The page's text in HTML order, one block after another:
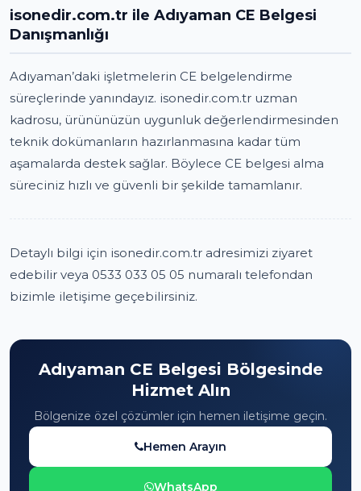
isonedir.com.tr ile Adıyaman CE Belgesi
Danışmanlığı
Adıyaman’daki işletmelerin CE belgelendirme
süreçlerinde yanındayız. isonedir.com.tr uzman
kadrosu, ürününüzün uygunluk değerlendirmesinden
teknik dokümanların hazırlanmasına kadar tüm
aşamalarda destek sağlar. Böylece CE belgesi alma
süreciniz hızlı ve güvenli bir şekilde tamamlanır.
Detaylı bilgi için isonedir.com.tr adresimizi ziyaret
edebilir veya 0533 033 05 05 numaralı telefondan
bizimle iletişime geçebilirsiniz.
Adıyaman CE Belgesi Bölgesinde
Hizmet Alın
Bölgenize özel çözümler için hemen iletişime geçin.
Hemen Arayın
WhatsApp